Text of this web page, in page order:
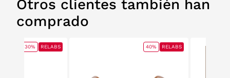
Otros clientes también han
comprado
30% RELABS 40% RELABS